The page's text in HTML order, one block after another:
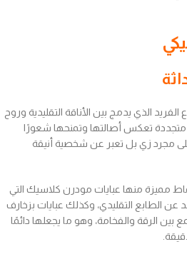
الذي يدمج بين الأناقة التقليدية وروح
متجددة تعكس أصالتها وتمنحها شعورًا
على مجرد زي بل تعبر عن شخصية أنيقة
مميزة منها عبايات مودرن كلاسيك التي
الطابع التقليدي، وكذلك عبايات بزخارف
بين الرقة والفخامة، وهو ما يجعلها دائمًا